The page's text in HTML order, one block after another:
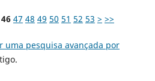
46 47 48 49 50 51 52 53 > >>
uma pesquisa avançada por